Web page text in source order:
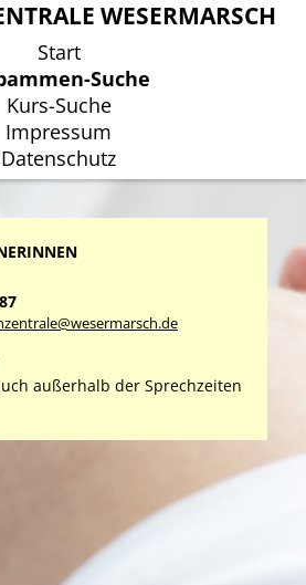
WESERMARSCH
Start
Suche
Kurs-Suche
Impressum
Datenschutz
WESERMARSCH
Start
Suche
Kurs-Suche
Impressum
Datenschutz
außerhalb der Sprechzeiten